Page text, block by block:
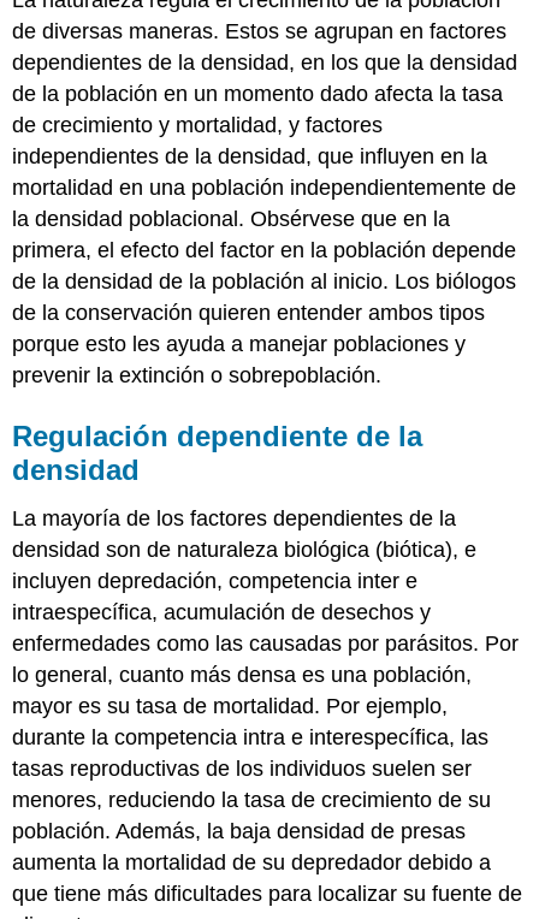
de diversas maneras. Estos se agrupan en factores
dependientes de la densidad, en los que la densidad
de la población en un momento dado afecta la tasa
de crecimiento y mortalidad, y factores
independientes de la densidad, que influyen en la
mortalidad en una población independientemente de
la densidad poblacional. Obsérvese que en la
primera, el efecto del factor en la población depende
de la densidad de la población al inicio. Los biólogos
de la conservación quieren entender ambos tipos
porque esto les ayuda a manejar poblaciones y
prevenir la extinción o sobrepoblación.
Regulación dependiente de la
densidad
La mayoría de los factores dependientes de la
densidad son de naturaleza biológica (biótica), e
incluyen depredación, competencia inter e
intraespecífica, acumulación de desechos y
enfermedades como las causadas por parásitos. Por
lo general, cuanto más densa es una población,
mayor es su tasa de mortalidad. Por ejemplo,
durante la competencia intra e interespecífica, las
tasas reproductivas de los individuos suelen ser
menores, reduciendo la tasa de crecimiento de su
población. Además, la baja densidad de presas
aumenta la mortalidad de su depredador debido a
que tiene más dificultades para localizar su fuente de